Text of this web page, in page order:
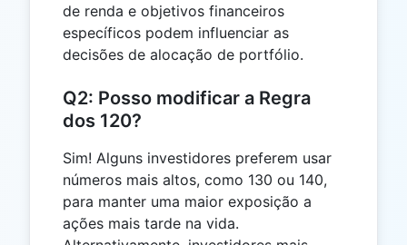
de renda e objetivos financeiros
específicos podem influenciar as
decisões de alocação de portfólio.
Q2: Posso modificar a Regra
dos 120?
Sim! Alguns investidores preferem usar
números mais altos, como 130 ou 140,
para manter uma maior exposição a
ações mais tarde na vida.